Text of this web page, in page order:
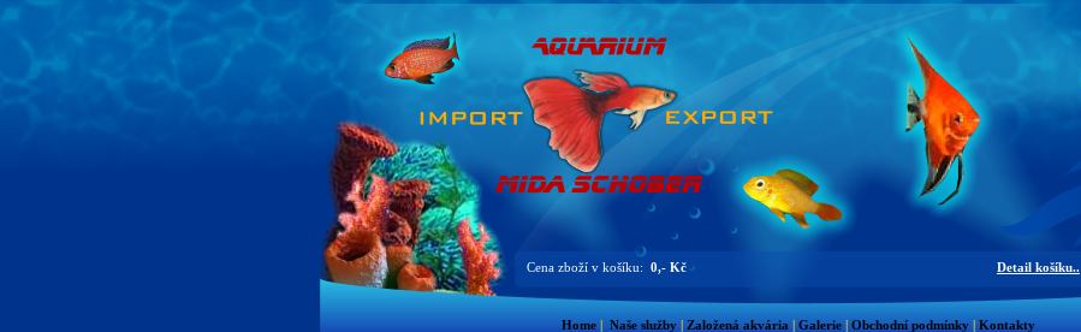
Cena zboží v košíku: 0,- Kč Detail košíku..
Home Naše služby Založená akvária Galerie Obchodní podmínky Kontakty